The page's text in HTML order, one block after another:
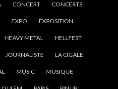
CONCERT CONCERTS
EXPO EXPOSITION
HEAVY METAL HELLFEST
JOURNALISTE LA CIGALE
MUSIC MUSIQUE